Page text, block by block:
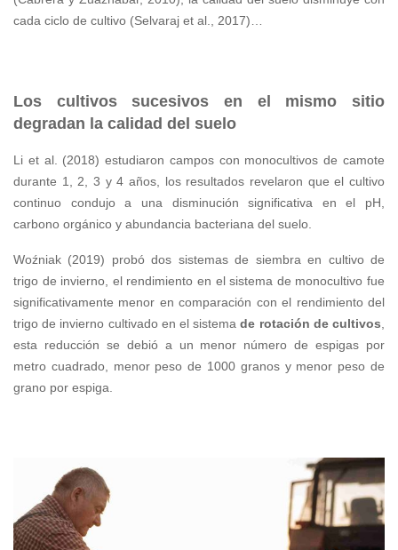
cada ciclo de cultivo (Selvaraj et al., 2017)…
Los cultivos sucesivos en el mismo sitio
degradan la calidad del suelo
Li et al. (2018) estudiaron campos con monocultivos de camote
durante 1, 2, 3 y 4 años, los resultados revelaron que el cultivo
continuo condujo a una disminución significativa en el pH,
carbono orgánico y abundancia bacteriana del suelo.
Woźniak (2019) probó dos sistemas de siembra en cultivo de
trigo de invierno, el rendimiento en el sistema de monocultivo fue
significativamente menor en comparación con el rendimiento del
trigo de invierno cultivado en el sistemade rotación de cultivos
esta reducción se debió a un menor número de espigas por
metro cuadrado, menor peso de 1000 granos y menor peso de
grano por espiga.